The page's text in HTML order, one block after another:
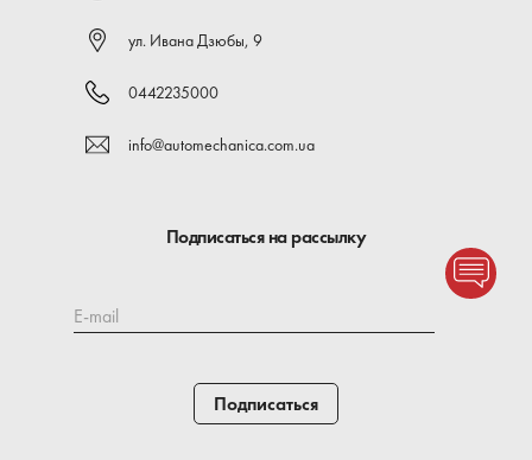
ул. Ивана Дзюбы, 9
0442235000
info@automechanica.com.ua
Подписаться на рассылку
E-mail
Подписаться